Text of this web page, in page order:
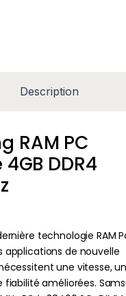
Description
RAM PC
DDR4
technologie RAM
applications de nouvelle
une vitesse,
améliorées.